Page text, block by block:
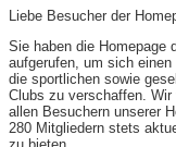
Liebe Besucher der
Sie haben die Homepage
aufgerufen, um sich
die sportlichen sowie
Clubs zu verschaffen.
allen Besuchern unserer
280 Mitgliedern stets